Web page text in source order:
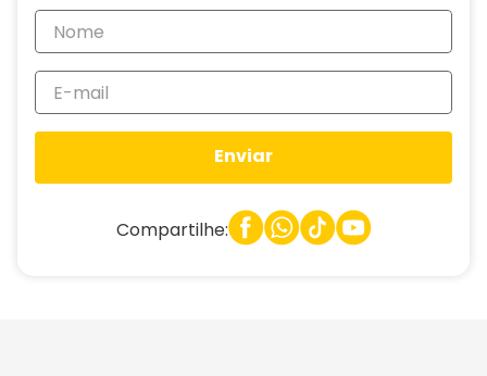
Enviar
Compartilhe: